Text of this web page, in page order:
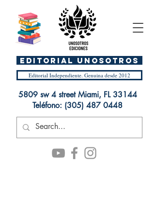
Editorial Independiente. Genuina desde 2012
5809 sw 4 street Miami, FL 33144
Teléfono: (305) 487 0448
EDITORIAL UnosOtros